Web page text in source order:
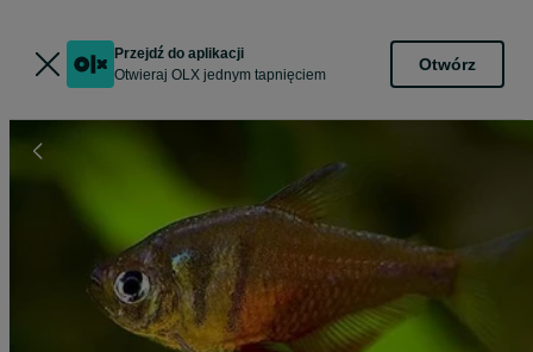
Przejdź do aplikacji
Otwieraj OLX jednym tapnięciem
Otwórz